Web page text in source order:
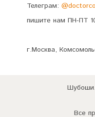
Телеграм:
пишите нам ПН-ПТ
г.Москва,
Все